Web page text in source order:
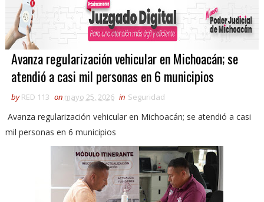
Avanza regularización vehicular en Michoacán; se
atendió a casi mil personas en 6 municipios
by RED 113 on mayo 25, 2026 in Seguridad
Avanza regularización vehicular en Michoacán; se atendió a casi
mil personas en 6 municipios